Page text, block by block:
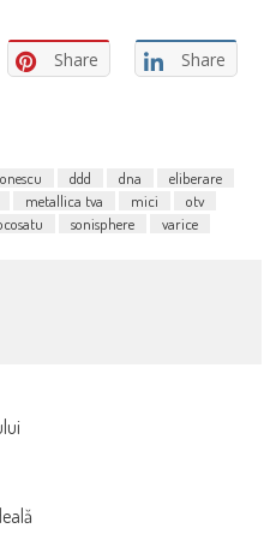
Share Share
ddd dna
eliberare
metallica tva mici
otv
sonisphere varice